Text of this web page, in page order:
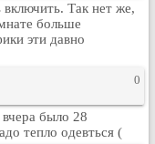
Так нет же,
больше
эти давно
0
было 28
тепло одевться (